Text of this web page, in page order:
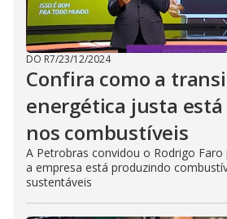
DO R7/23/12/2024
Confira como a
energética justa
nos combustíveis
A Petrobras convidou o Rodrigo
a empresa está produzindo
sustentáveis